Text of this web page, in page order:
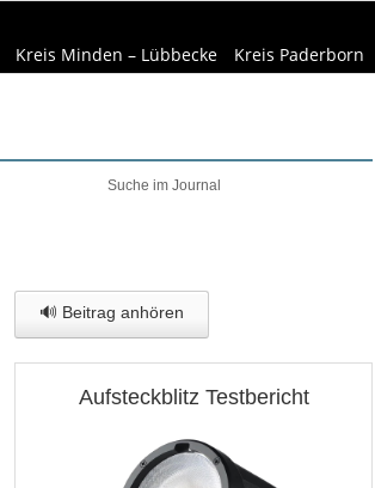
Kreis Minden – Lübbecke Kreis Paderborn
🔊 Beitrag anhören
Aufsteckblitz Testbericht